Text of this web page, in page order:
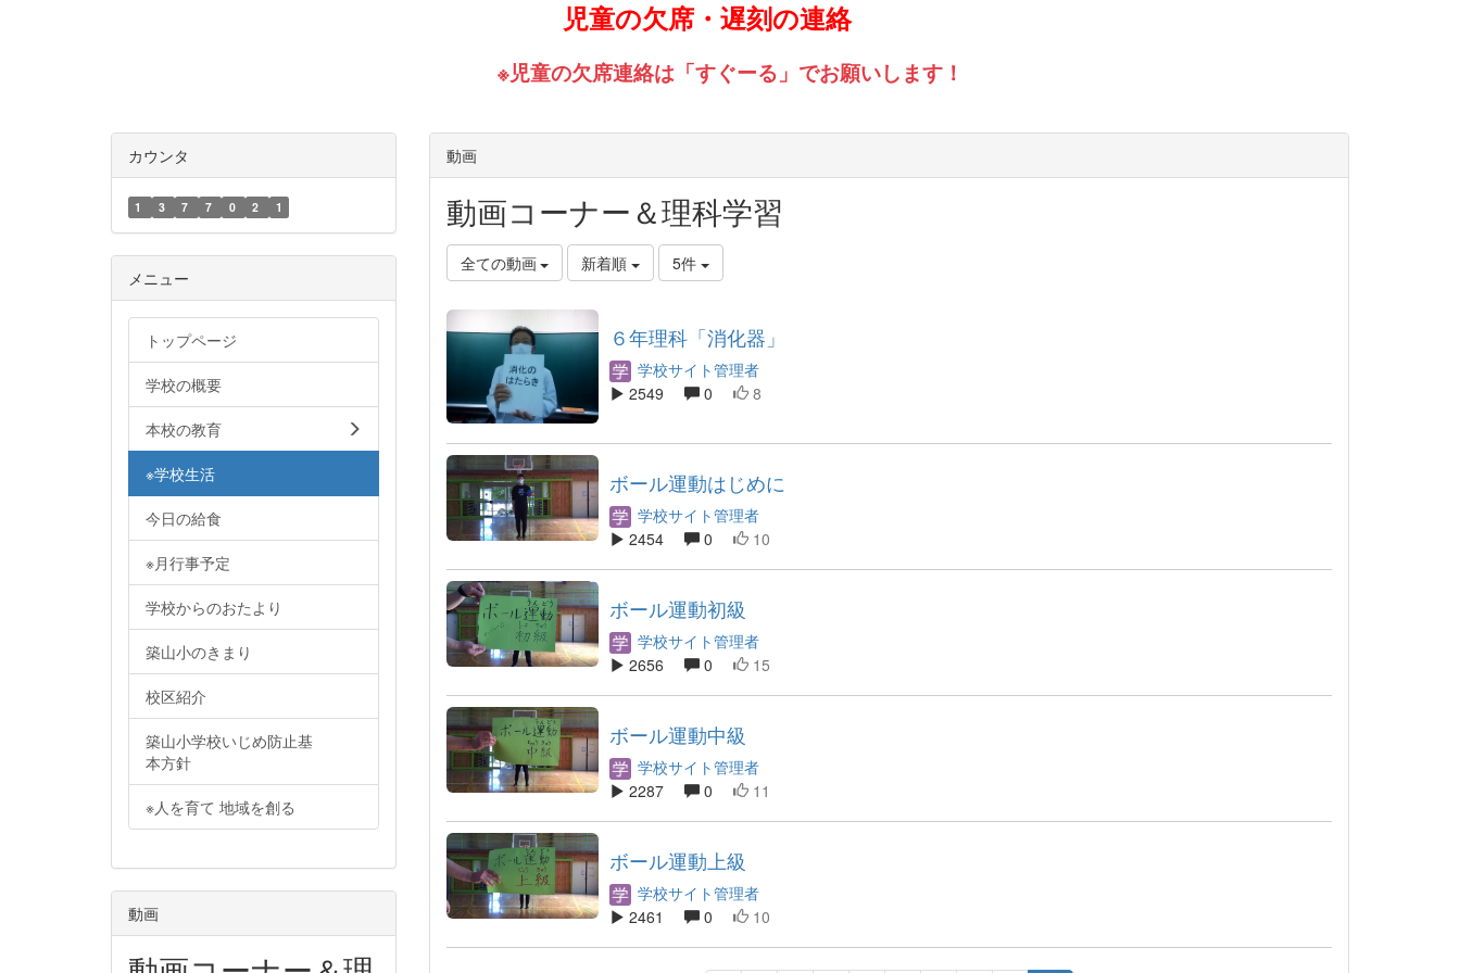
児童の欠席・遅刻の連絡
※児童の欠席連絡は「すぐーる」でお願いします！
動画
動画コーナー＆理科学習
全ての動画 新着順 5件
６年理科「消化器」
学校サイト管理者
2549
0 8
ボール運動はじめに
学校サイト管理者
2454
0 10
ボール運動初級
学校サイト管理者
2656
0 15
ボール運動中級
学校サイト管理者
2287
0 11
ボール運動上級
学校サイト管理者
2461
0 10
カウンタ
1 3 7 7 0 2 1
メニュー
トップページ
学校の概要
本校の教育
※学校生活
今日の給食
※月行事予定
学校からのおたより
築山小のきまり
校区紹介
築山小学校いじめ防止基
本方針
※人を育て 地域を創る
動画